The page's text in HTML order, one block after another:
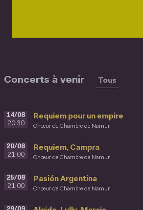
Concerts à venir Tous
Requiem pour un empire
Chœur de Chambre de Namur
14/08
20:30
Requiem, Campra
Chœur de Chambre de Namur
20/08
21:00
Pasión Argentina
Chœur de Chambre de Namur
25/08
21:00